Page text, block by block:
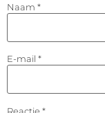
Naam *
E-mail *
Reactie *